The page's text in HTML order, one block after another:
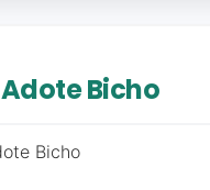
Adote Bicho